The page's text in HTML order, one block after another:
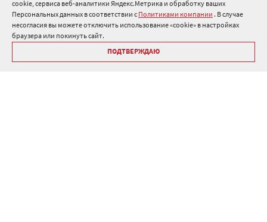
cookie, сервиса веб-аналитики Яндекс.Метрика и обработку ваших
Персональных данных в соответствии с Политиками компании . В случае
несогласия вы можете отключить использование «cookie» в настройках
браузера или покинуть сайт.
ПОДТВЕРЖДАЮ
info@onduline.ru
Россия Беларусь Казахстан